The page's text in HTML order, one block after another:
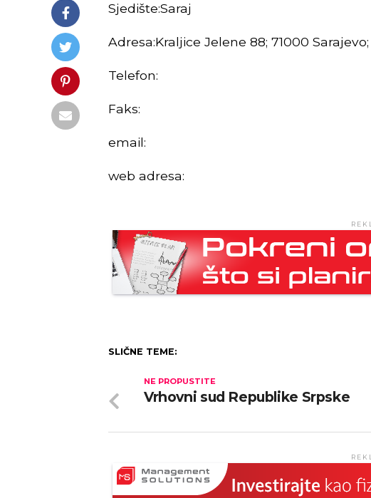
Sjedište:Saraj
Adresa:Kraljice Jelene 88; 71000
Telefon:
Faks:
email:
web adresa:
SLIČNE TEME:
NE PROPUSTITE
Vrhovni sud Republike Srpske